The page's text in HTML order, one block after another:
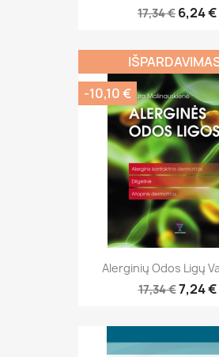
17,34 € 6,24 €
Alerginių Odos Ligų
17,34 €7,24 €
-10,10 €